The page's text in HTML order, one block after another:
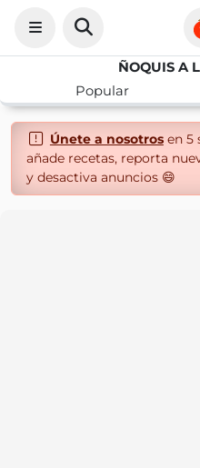
ÑOQUIS A
Popular
Únete a nosotrosen 5
añade recetas, reporta
y desactiva anuncios 😄